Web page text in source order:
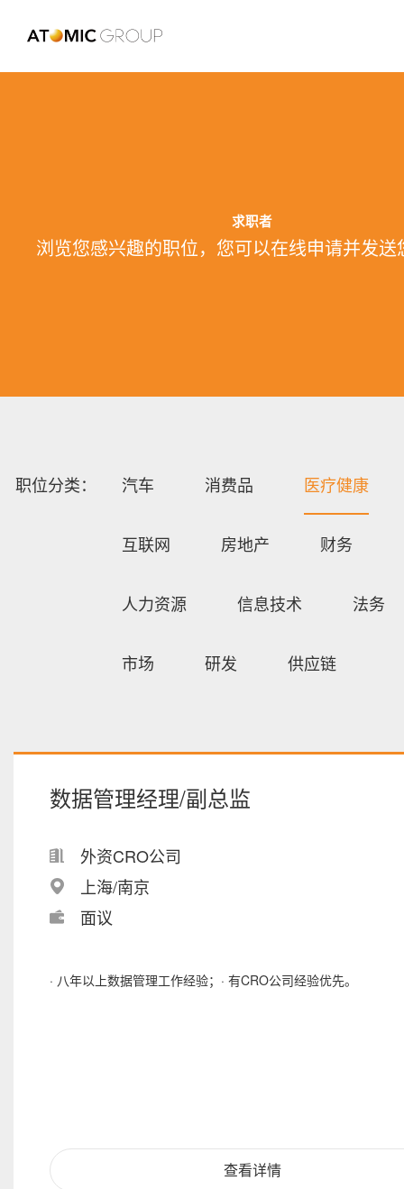
求职者
浏览您感兴趣的职位，您可以在线申请并发送
职位分类： 汽车 消费品 医疗健康
互联网 房地产 财务
人力资源 信息技术 法务
市场 研发 供应链
数据管理经理/副总监
外资CRO公司
上海/南京
面议
· 八年以上数据管理工作经验；· 有CRO公司经验优先。
查看详情